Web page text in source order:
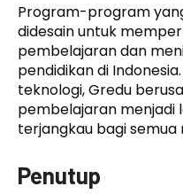
Program-program
didesain untuk
pembelajaran dan
pendidikan di
teknologi, Gredu
pembelajaran menjadi
terjangkau bagi
Penutup